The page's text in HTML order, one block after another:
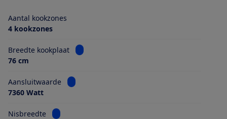
Aantal kookzones
4 kookzones
Breedte kookplaat
Bekijk informatie voor Breedte kookplaat
76 cm
Aansluitwaarde
Bekijk informatie voor Aansluitwaarde
7360 Watt
Nisbreedte
Bekijk informatie voor Nisbreedte